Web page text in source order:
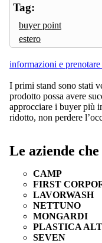
Tag:
buyer point
estero
informazioni e
I primi stand sono stati
prodotto possa avere
approcciare i buyer più
ridotto, non perdere
Le aziende
CAMP
FIRST
LAVORWASH
NETTUNO
MONGARDI
PLASTICA
SEVEN